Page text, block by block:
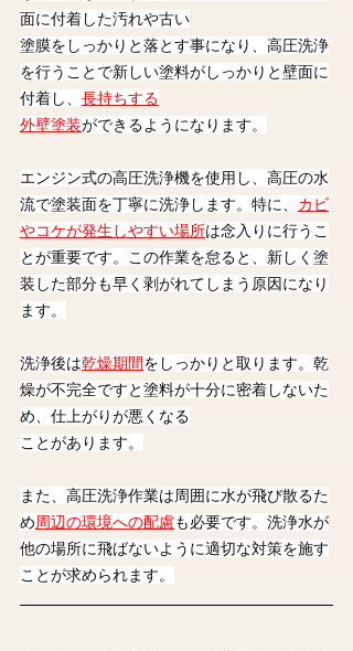
面に付着した汚れや古い
塗膜をしっかりと落とす事になり、高圧洗浄
を行うことで新しい塗料がしっかりと壁面に
付着し、 長持ちする
外壁塗装ができるようになります。
エンジン式の高圧洗浄機を使用し、高圧の水
流で塗装面を丁寧に洗浄します。特に、 カビ
やコケが発生しやすい場所は念入りに行うこ
とが重要です。この作業を怠ると、新しく塗
装した部分も早く剥がれてしまう原因になり
ます。
洗浄後は乾燥期間をしっかりと取ります。乾
燥が不完全ですと塗料が十分に密着しないた
め、仕上がりが悪くなる
ことがあります。
また、高圧洗浄作業は周囲に水が飛び散るた
め周辺の環境への配慮も必要です。洗浄水が
他の場所に飛ばないように適切な対策を施す
ことが求められます。